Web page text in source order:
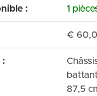
: 1
€
:
87,5